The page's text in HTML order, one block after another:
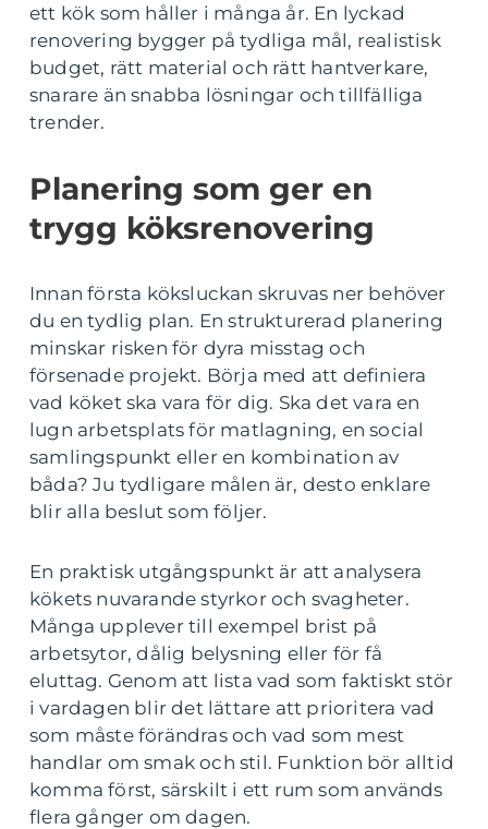
ett kök som håller i många år. En lyckad
renovering bygger på tydliga mål, realistisk
budget, rätt material och rätt hantverkare,
snarare än snabba lösningar och tillfälliga
trender.
Planering som ger en
trygg köksrenovering
Innan första köksluckan skruvas ner behöver
du en tydlig plan. En strukturerad planering
minskar risken för dyra misstag och
försenade projekt. Börja med att definiera
vad köket ska vara för dig. Ska det vara en
lugn arbetsplats för matlagning, en social
samlingspunkt eller en kombination av
båda? Ju tydligare målen är, desto enklare
blir alla beslut som följer.
En praktisk utgångspunkt är att analysera
kökets nuvarande styrkor och svagheter.
Många upplever till exempel brist på
arbetsytor, dålig belysning eller för få
eluttag. Genom att lista vad som faktiskt stör
i vardagen blir det lättare att prioritera vad
som måste förändras och vad som mest
handlar om smak och stil. Funktion bör alltid
komma först, särskilt i ett rum som används
flera gånger om dagen.